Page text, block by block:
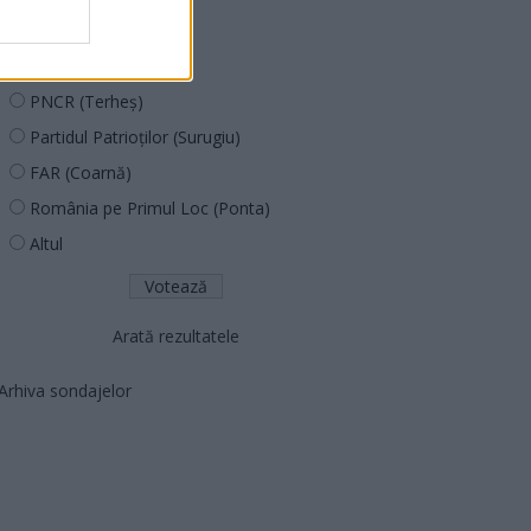
PNCR (Terheș)
Partidul Patrioților (Surugiu)
FAR (Coarnă)
România pe Primul Loc (Ponta)
Altul
Arată rezultatele
sondajelor